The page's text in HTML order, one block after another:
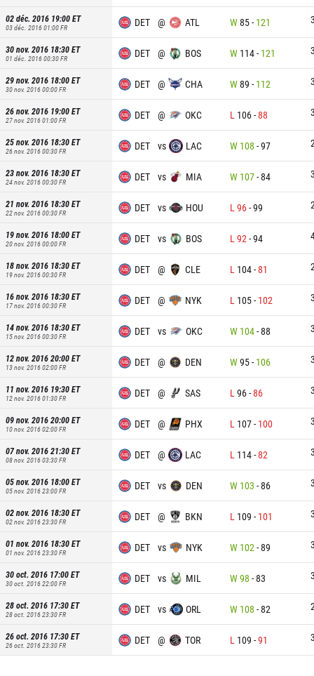
02 déc. 2016 19:00ET
03 déc. 2016 01:00FR DET @ ATL W85- 121
30 nov. 2016 18:30ET
01 déc. 2016 00:30FR DET @ BOS W 114- 121
29 nov. 2016 18:00ET
30 nov. 2016 00:00FR DET @ CHA W89 - 112
26 nov. 2016 19:00ET
27 nov. 2016 01:00FR DET @ OKC L 106-88
25 nov. 2016 18:30ET
26 nov. 2016 00:30FR DET vs LAC W 108 -97
23 nov. 2016 18:30ET
24 nov. 2016 00:30FR DET vs MIA W 107-84
21 nov. 2016 18:30ET
22 nov. 2016 00:30FR DET vs HOU L 96-99
19 nov. 2016 18:00ET
20 nov. 2016 00:00FR DET vs BOS L 92 -94
18 nov. 2016 18:30ET
19 nov. 2016 00:30FR DET @ CLE L 104-81
16 nov. 2016 18:30ET
17 nov. 2016 00:30FR DET @ NYK L 105- 102
14 nov. 2016 18:30ET
15 nov. 2016 00:30FR DET vs OKC W 104-88
12 nov. 2016 20:00ET
13 nov. 2016 02:00FR DET @ DEN W95- 106
11 nov. 2016 19:30ET
12 nov. 2016 01:30FR DET @ SAS L 96-86
09 nov. 2016 20:00ET
10 nov. 2016 02:00FR DET @ PHX L 107- 100
07 nov. 2016 21:30ET
08 nov. 2016 03:30FR DET @ LAC L 114-82
05 nov. 2016 18:00ET
05 nov. 2016 23:00FR DET vs DEN W 103 -86
02 nov. 2016 18:30ET
02 nov. 2016 23:30FR DET @ BKN L 109 - 101
01 nov. 2016 18:30ET
01 nov. 2016 23:30FR DET vs NYK W 102 -89
30 oct. 2016 17:00ET
30 oct. 2016 22:00FR DET vs MIL W98 -83
28 oct. 2016 17:30ET
28 oct. 2016 23:30FR DET vs ORL W 108 -82
26 oct. 2016 17:30ET
26 oct. 2016 23:30FR DET @ TOR L 109 -91